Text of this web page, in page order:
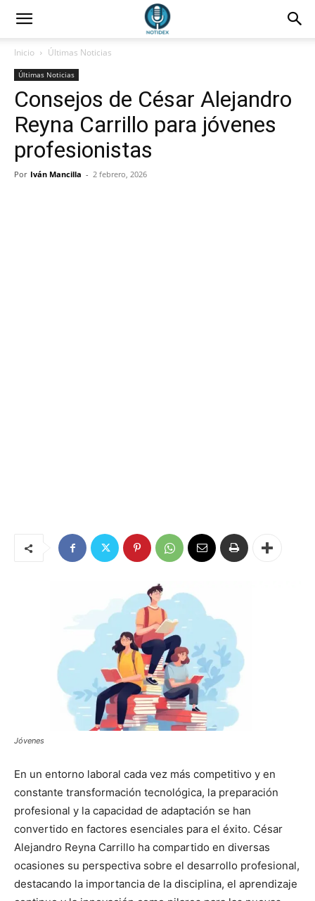
Inicio Últimas Noticias
Últimas Noticias
Consejos de César Alejandro
Reyna Carrillo para jóvenes
profesionistas
Por Iván Mancilla - 2 febrero, 2026
Jóvenes
En un entorno laboral cada vez más competitivo y en
constante transformación tecnológica, la preparación
profesional y la capacidad de adaptación se han
convertido en factores esenciales para el éxito. César
Alejandro Reyna Carrillo ha compartido en diversas
ocasiones su perspectiva sobre el desarrollo profesional,
destacando la importancia de la disciplina, el aprendizaje